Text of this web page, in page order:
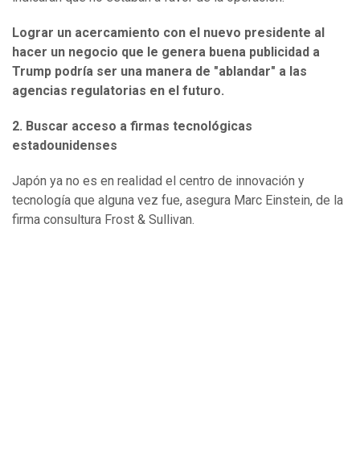
Lograr un acercamiento con el nuevo presidente al
hacer un negocio que le genera buena publicidad a
Trump podría ser una manera de "ablandar" a las
agencias regulatorias en el futuro.
2. Buscar acceso a firmas tecnológicas
estadounidenses
Japón ya no es en realidad el centro de innovación y
tecnología que alguna vez fue, asegura Marc Einstein, de la
firma consultura Frost & Sullivan.